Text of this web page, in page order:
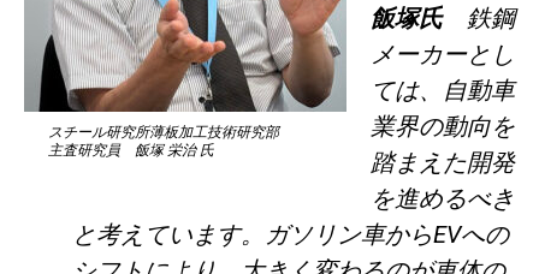
スチール研究所薄板加工技術研究部
主査研究員 飯塚 栄治 氏
飯塚氏鉄鋼
メーカーとし
ては、自動車
業界の動向を
踏まえた開発
を進めるべき
と考えています。ガソリン車からEVへの